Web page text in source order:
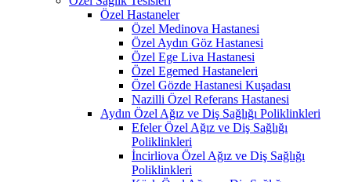
Özel Hastaneler
Özel Medinova Hastanesi
Özel Aydın Göz Hastanesi
Özel Ege Liva Hastanesi
Özel Egemed Hastaneleri
Özel Gözde Hastanesi Kuşadası
Nazilli Özel Referans Hastanesi
Aydın Özel Ağız ve Diş Sağlığı Poliklinkleri
Efeler Özel Ağız ve Diş Sağlığı
Poliklinkleri
İncirliova Özel Ağız ve Diş Sağlığı
Poliklinkleri